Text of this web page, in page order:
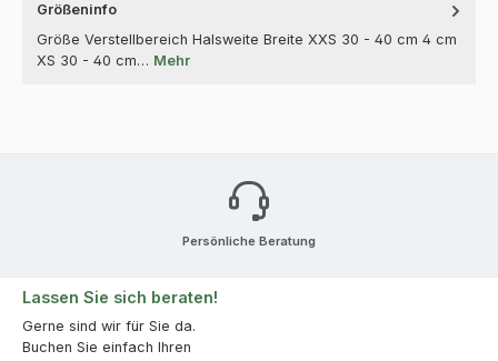
Größeninfo
Größe Verstellbereich Halsweite Breite XXS 30 - 40 cm 4 cm
XS 30 - 40 cm… Mehr
Persönliche Beratung
Lassen Sie sich beraten!
Gerne sind wir für Sie da.
Buchen Sie einfach Ihren